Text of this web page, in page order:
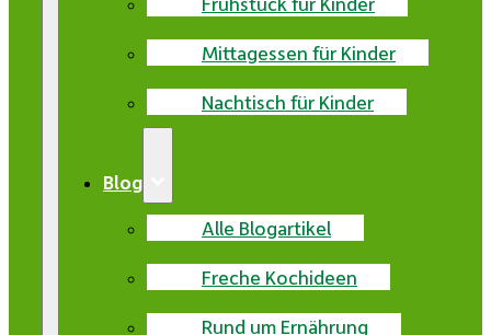
Mittagessen für Kinder
Nachtisch für Kinder
Blog
Alle Blogartikel
Freche Kochideen
Rund um Ernährung